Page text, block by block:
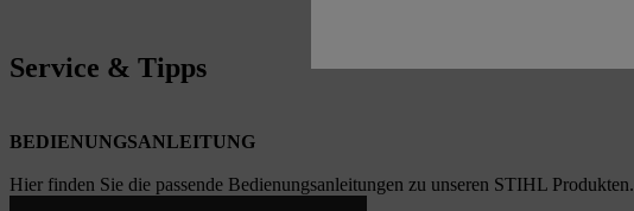
Service & Tipps
BEDIENUNGSANLEITUNG
Hier finden Sie die passende Bedienungsanleitungen zu unseren STIHL Produkten.